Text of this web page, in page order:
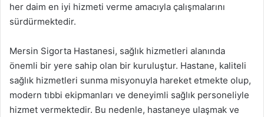
her daim en iyi hizmeti verme amacıyla çalışmalarını
sürdürmektedir.
Mersin Sigorta Hastanesi, sağlık hizmetleri alanında
önemli bir yere sahip olan bir kuruluştur. Hastane, kaliteli
sağlık hizmetleri sunma misyonuyla hareket etmekte olup,
modern tıbbi ekipmanları ve deneyimli sağlık personeliyle
hizmet vermektedir. Bu nedenle, hastaneye ulaşmak ve